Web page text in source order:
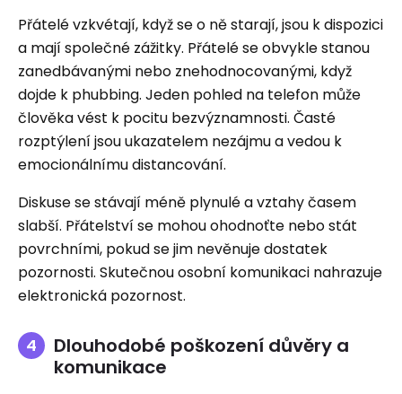
Přátelé vzkvétají, když se o ně starají, jsou k dispozici
a mají společné zážitky. Přátelé se obvykle stanou
zanedbávanými nebo znehodnocovanými, když
dojde k phubbing. Jeden pohled na telefon může
člověka vést k pocitu bezvýznamnosti. Časté
rozptýlení jsou ukazatelem nezájmu a vedou k
emocionálnímu distancování.
Diskuse se stávají méně plynulé a vztahy časem
slabší. Přátelství se mohou ohodnoťte nebo stát
povrchními, pokud se jim nevěnuje dostatek
pozornosti. Skutečnou osobní komunikaci nahrazuje
elektronická pozornost.
Dlouhodobé poškození důvěry a
komunikace